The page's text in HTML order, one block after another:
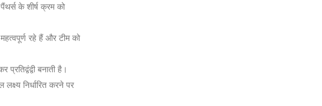
के शीर्ष क्रम को
रहे हैं और टीम को
बनाती है।
निर्धारित करने पर